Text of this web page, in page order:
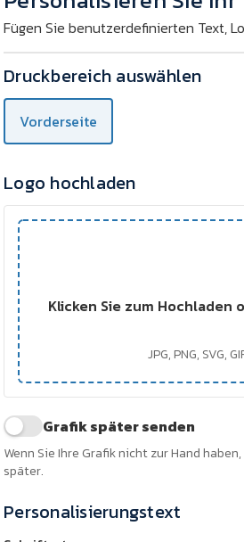
verringern erhöhen
Fügen Sie benutzerdefinierten Text,
Druckbereich auswählen
Vorderseite
Logo hochladen
Klicken Sie zum Hochladen
JPG, PNG, SVG,
Grafik später senden
Wenn Sie Ihre Grafik nicht zur Hand
später.
Personalisierungstext